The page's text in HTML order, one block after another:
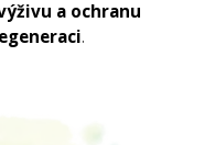
a ochranu
.